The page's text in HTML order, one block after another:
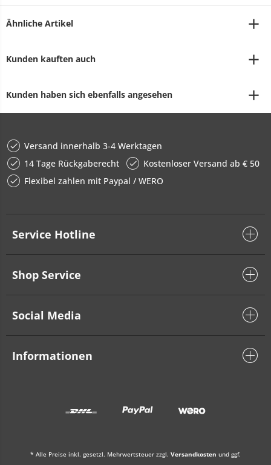
Ähnliche Artikel
Kunden kauften auch
Kunden haben sich ebenfalls angesehen
Versand innerhalb 3-4 Werktagen
14 Tage Rückgaberecht
Kostenloser Versand ab € 50
Flexibel zahlen mit Paypal / WERO
Service Hotline
Shop Service
Social Media
Informationen
* Alle Preise inkl. gesetzl. Mehrwertsteuer zzgl. Versandkosten und ggf.